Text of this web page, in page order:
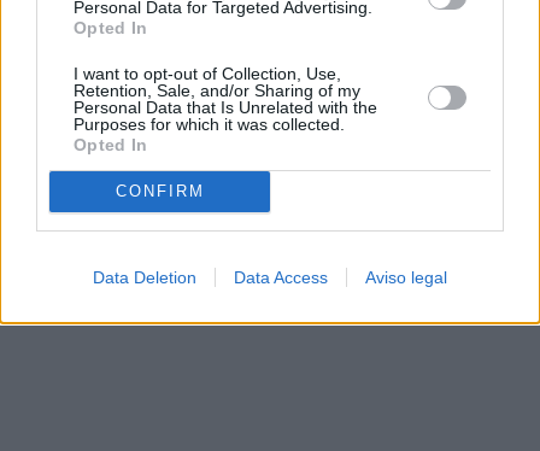
Personal Data for Targeted Advertising.
Opted In
I want to opt-out of Collection, Use,
Retention, Sale, and/or Sharing of my
Personal Data that Is Unrelated with the
Purposes for which it was collected.
Opted In
CONFIRM
Data Deletion Data Access Aviso legal